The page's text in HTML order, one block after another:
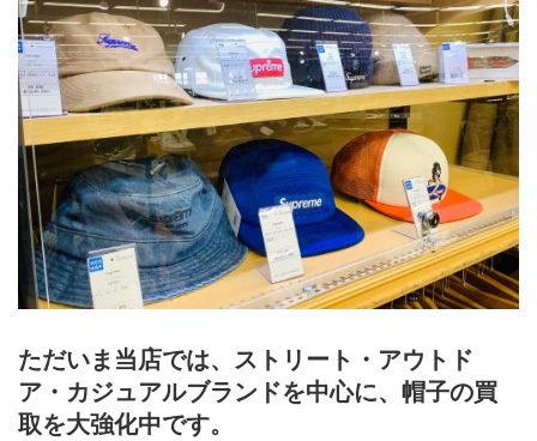
ただいま当店では、ストリート・アウトド
ア・カジュアルブランドを中心に、帽子の買
取を大強化中です。